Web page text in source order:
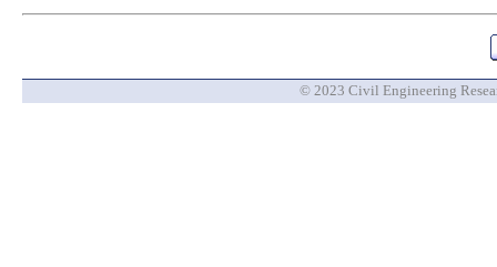
© 2023 Civil Engineering